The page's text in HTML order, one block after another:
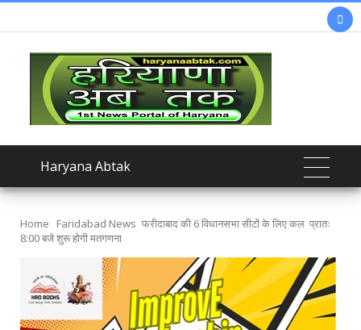

Haryana Abtak
Home Faridabad News फरीदाबाद की 6 विधानसभा सीटों के लिए कल प्रातः
8:00 बजे शुरू होगी मतगणना